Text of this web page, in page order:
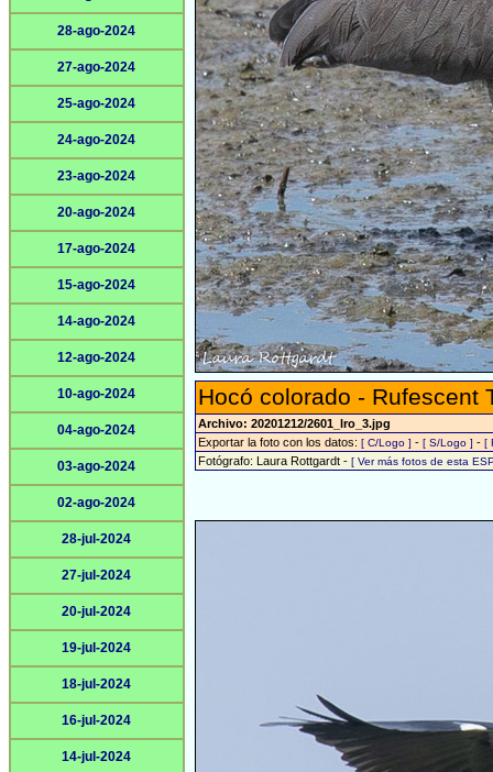
28-ago-2024
27-ago-2024
25-ago-2024
24-ago-2024
23-ago-2024
20-ago-2024
17-ago-2024
15-ago-2024
14-ago-2024
12-ago-2024
10-ago-2024
04-ago-2024
03-ago-2024
02-ago-2024
28-jul-2024
27-jul-2024
20-jul-2024
19-jul-2024
18-jul-2024
16-jul-2024
14-jul-2024
Hocó colorado - Rufescent
Archivo: 20201212/2601_lro_3.jpg
Exportar la foto con los datos: [ C/Logo ] - [ S/Logo ] - [
Fotógrafo: Laura Rottgardt - [ Ver más fotos de esta